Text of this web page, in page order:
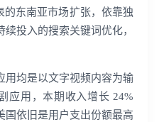
的东南亚市场扩张，依靠独
投入的搜索关键词优化，
用均是以文字视频内容为输
应用，本期收入增长 24%
国依旧是用户支出份额最高